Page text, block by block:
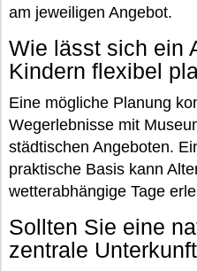
am jeweiligen Angebot.
Wie lässt sich ein
Kindern flexibel
Eine mögliche Planung
Wegerlebnisse mit
städtischen Angeboten.
praktische Basis kann
wetterabhängige Tage
Sollten Sie eine
zentrale